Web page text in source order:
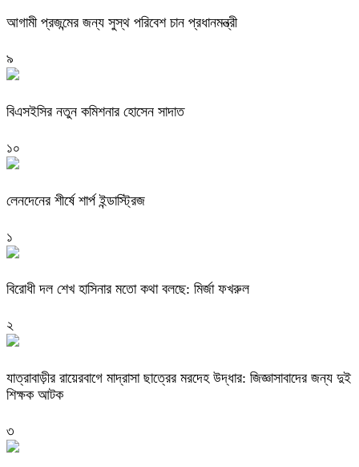
আগামী প্রজন্মের জন্য সুস্থ পরিবেশ চান প্রধানমন্ত্রী
৯
বিএসইসির নতুন কমিশনার হোসেন সাদাত
১০
লেনদেনের শীর্ষে শার্প ইন্ডাস্ট্রিজ
১
বিরোধী দল শেখ হাসিনার মতো কথা বলছে: মির্জা ফখরুল
২
যাত্রাবাড়ীর রায়েরবাগে মাদ্রাসা ছাত্রের মরদেহ উদ্ধার: জিজ্ঞাসাবাদের জন্য দুই
শিক্ষক আটক
৩